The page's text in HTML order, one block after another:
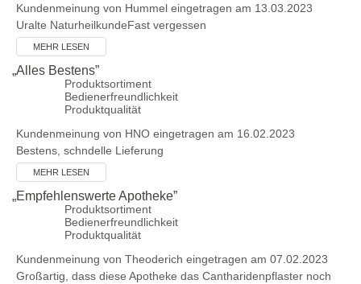
Kundenmeinung von Hummel eingetragen am 13.03.2023
Uralte NaturheilkundeFast vergessen
MEHR LESEN
„Alles Bestens”
Produktsortiment
Bedienerfreundlichkeit
Produktqualität
Kundenmeinung von HNO eingetragen am 16.02.2023
Bestens, schndelle Lieferung
MEHR LESEN
„Empfehlenswerte Apotheke”
Produktsortiment
Bedienerfreundlichkeit
Produktqualität
Kundenmeinung von Theoderich eingetragen am 07.02.2023
Großartig, dass diese Apotheke das Cantharidenpflaster noch